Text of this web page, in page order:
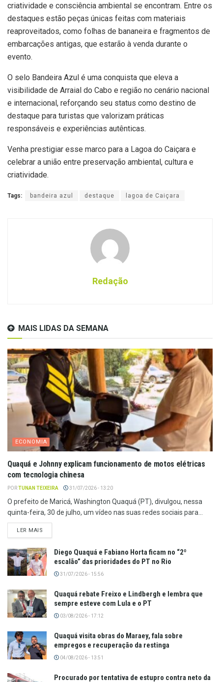
criatividade e consciência ambiental se encontram. Entre os
destaques estão peças únicas feitas com materiais
reaproveitados, como folhas de bananeira e fragmentos de
embarcações antigas, que estarão à venda durante o
evento.
O selo Bandeira Azul é uma conquista que eleva a
visibilidade de Arraial do Cabo e região no cenário nacional
e internacional, reforçando seu status como destino de
destaque para turistas que valorizam práticas
responsáveis e experiências autênticas.
Venha prestigiar esse marco para a Lagoa do Caiçara e
celebrar a união entre preservação ambiental, cultura e
criatividade.
Tags: bandeira azul destaque lagoa de Caiçara
Redação
MAIS LIDAS DA SEMANA
ECONOMIA
Quaquá e Johnny explicam funcionamento de motos elétricas
com tecnologia chinesa
PORTUNAN TEIXEIRA 31/07/2026 - 13:20
O prefeito de Maricá, Washington Quaquá (PT), divulgou, nessa
quinta-feira, 30 de julho, um vídeo nas suas redes sociais para...
LER MAIS
Diego Quaquá e Fabiano Horta ficam no “2º
escalão” das prioridades do PT no Rio
31/07/2026 - 15:56
Quaquá rebate Freixo e Lindbergh e lembra que
sempre esteve com Lula e o PT
03/08/2026 - 17:12
Quaquá visita obras do Maraey, fala sobre
empregos e recuperação da restinga
04/08/2026 - 13:51
Procurado por tentativa de estupro contra neto da